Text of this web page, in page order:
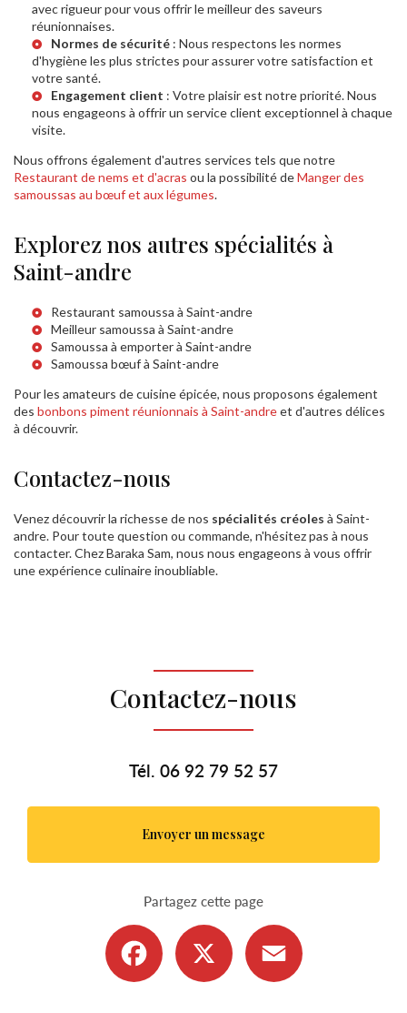
avec rigueur pour vous offrir le meilleur des saveurs
réunionnaises.
Normes de sécurité : Nous respectons les normes
d'hygiène les plus strictes pour assurer votre satisfaction et
votre santé.
Engagement client : Votre plaisir est notre priorité. Nous
nous engageons à offrir un service client exceptionnel à chaque
visite.
Nous offrons également d'autres services tels que notre
Restaurant de nems et d'acras ou la possibilité deManger des
samoussas au bœuf et aux légumes.
Explorez nos autres spécialités à
Saint-andre
Restaurant samoussa à Saint-andre
Meilleur samoussa à Saint-andre
Samoussa à emporter à Saint-andre
Samoussa bœuf à Saint-andre
Pour les amateurs de cuisine épicée, nous proposons également
des bonbons piment réunionnais à Saint-andreet d'autres délices
à découvrir.
Contactez-nous
Venez découvrir la richesse de nos spécialités créoles à Saint-
andre. Pour toute question ou commande, n'hésitez pas à nous
contacter. Chez Baraka Sam, nous nous engageons à vous offrir
une expérience culinaire inoubliable.
Contactez-nous
Tél. 06 92 79 52 57
Envoyer un message
Partagez cette page
Facebook